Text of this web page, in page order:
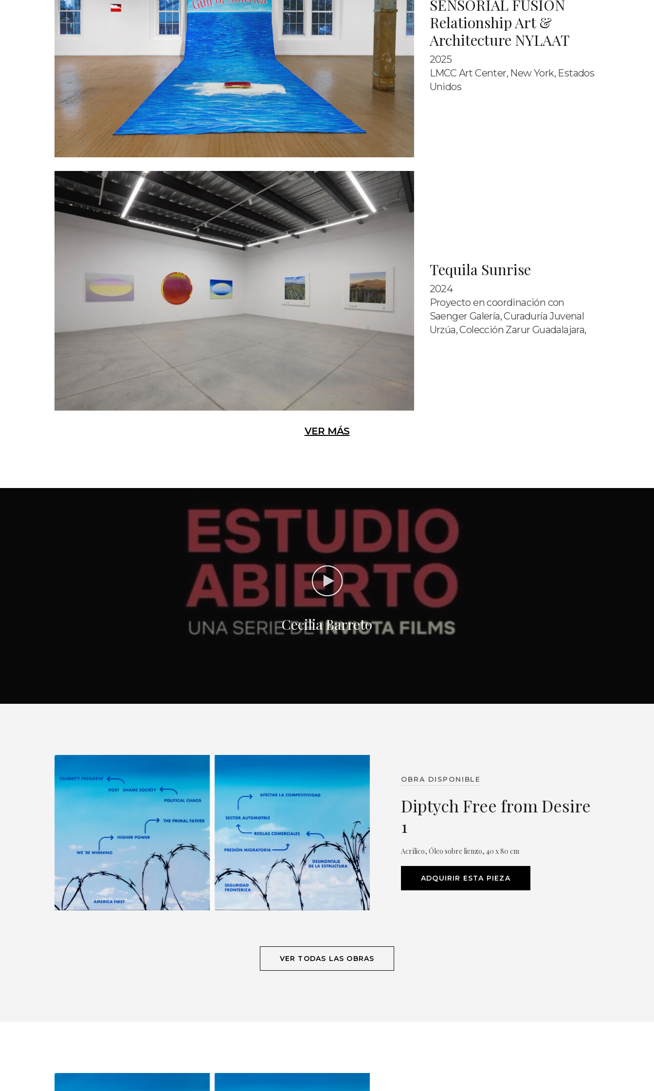
SENSORIAL FUSION
Relationship Art &
Architecture NYLAAT
2025
LMCC Art Center, New York, Estados
Unidos
Tequila Sunrise
2024
Proyecto en coordinación con
Saenger Galería, Curaduría Juvenal
Urzúa, Colección Zarur Guadalajara,
VER MÁS
Cecilia Barreto
OBRA DISPONIBLE
Diptych Free from Desire
1
Acrílico, Óleo sobre lienzo, 40 x 80 cm
ADQUIRIR ESTA PIEZA
VER TODAS LAS OBRAS